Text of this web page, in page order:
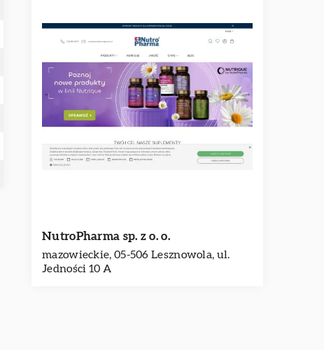
NutroPharma sp. z o. o.
mazowieckie, 05-506 Lesznowola, ul.
Jedności 10 A